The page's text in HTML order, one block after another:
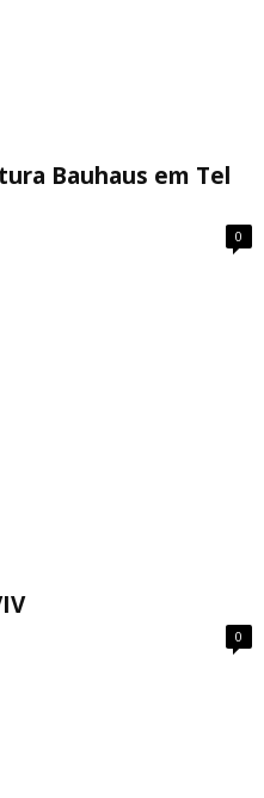
Bauhaus em Tel
0
0